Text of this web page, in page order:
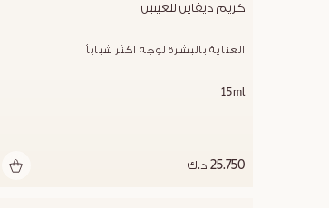
كريم ديفاين للعينين
العناية بالبشرة لوجه اكثر شباباُ
15ml
25.750 د.ك